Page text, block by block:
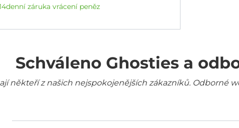
záruka vrácení peněz
Schváleno Ghosties a
někteří z našich nejspokojenějších zákazníků. Odborné